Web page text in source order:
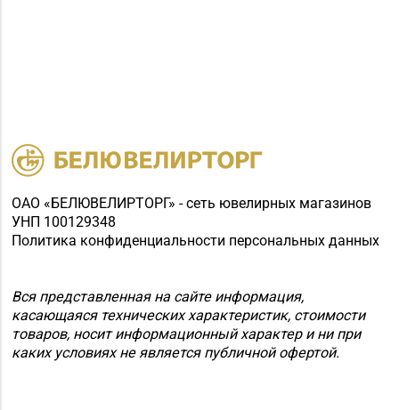
ОАО «БЕЛЮВЕЛИРТОРГ» - сеть ювелирных магазинов
УНП 100129348
Политика конфиденциальности персональных данных
Вся представленная на сайте информация,
касающаяся технических характеристик, стоимости
товаров, носит информационный характер и ни при
каких условиях не является публичной офертой.